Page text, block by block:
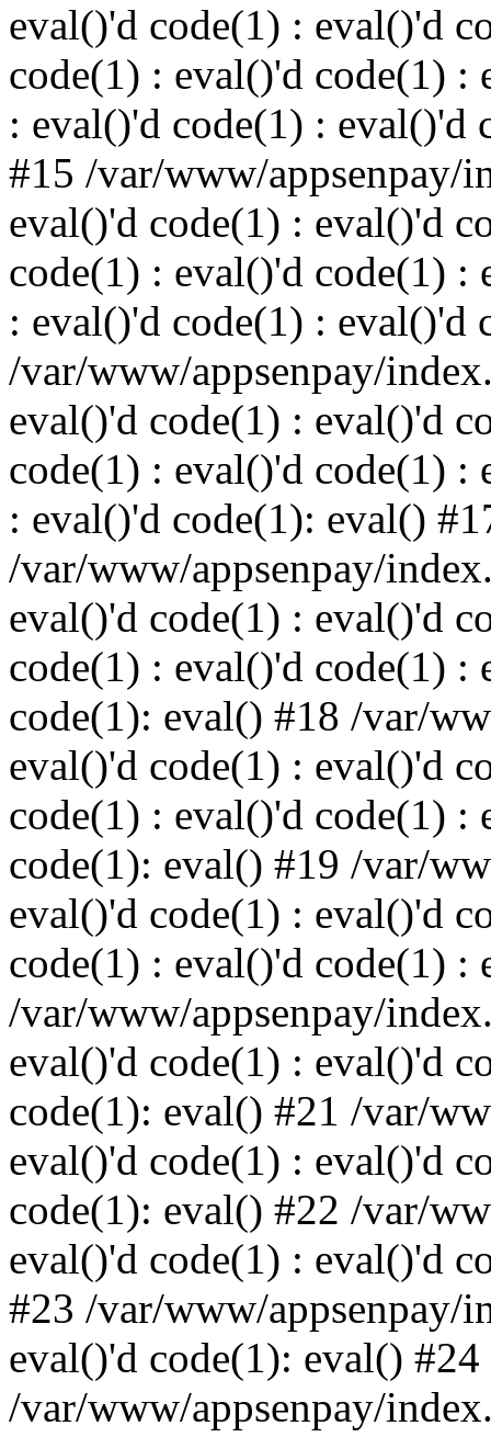
eval()'d code(1) : eval()'d
code(1) : eval()'d code(1) :
: eval()'d code(1) : eval()'d
#15 /var/www/appsenpay/
eval()'d code(1) : eval()'d
code(1) : eval()'d code(1) :
: eval()'d code(1) : eval()'d
/var/www/appsenpay/
eval()'d code(1) : eval()'d
code(1) : eval()'d code(1) :
: eval()'d code(1): eval()
/var/www/appsenpay/
eval()'d code(1) : eval()'d
code(1) : eval()'d code(1) :
code(1): eval() #18 /var/
eval()'d code(1) : eval()'d
code(1) : eval()'d code(1) :
code(1): eval() #19 /var/
eval()'d code(1) : eval()'d
code(1) : eval()'d code(1) :
/var/www/appsenpay/
eval()'d code(1) : eval()'d
code(1): eval() #21 /var/
eval()'d code(1) : eval()'d
code(1): eval() #22 /var/
eval()'d code(1) : eval()'d
#23 /var/www/appsenpay/
eval()'d code(1): eval() #24
/var/www/appsenpay/